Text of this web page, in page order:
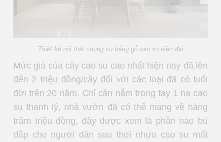
Thiết kế nội thất chung cư bằng gỗ cao su hiện đại
Mức giá của cây cao su cao nhất hiện nay đã lên
đến 2 triệu đồng/cây đối với các loại đã có tuổi
đời trên 20 năm. Chỉ cần nắm trong tay 1 ha cao
su thanh lý, nhà vườn đã có thể mang về hàng
trăm triệu đồng, đây được xem là phần nào bù
đắp cho người dân sau thời nhựa cao su mất